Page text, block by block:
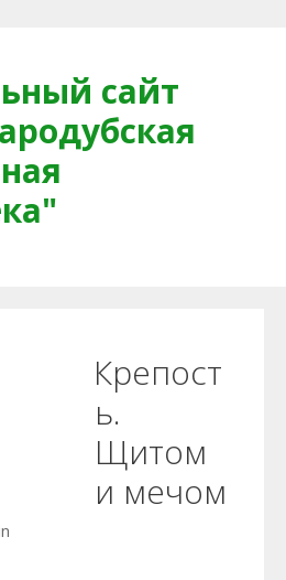
сайт
Крепост
ь.
Щитом
и мечом